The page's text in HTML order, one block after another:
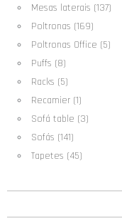
Mesas laterais (137)
Poltronas (169)
Poltronas Office (5)
Puffs (8)
Racks (5)
Recamier (1)
Sofá table (3)
Sofás (141)
Tapetes (45)